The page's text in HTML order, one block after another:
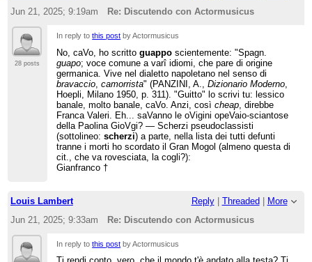
Jun 21, 2025; 9:19am
Re: Discutendo con Actormusicus
28 posts
In reply tothis post by Actormusicus
No, caVo, ho scrittoguappo scientemente: "Spagn.
guapo; voce comune a varî idiomi, che pare di origine
germanica. Vive nel dialetto napoletano nel senso di
bravaccio ,camorrista" (PANZINI, A.,Dizionario Moderno
Hoepli, Milano 1950, p. 311). "Guitto" lo scrivi tu: lessico
banale, molto banale, caVo. Anzi, cosìcheap , direbbe
Franca Valeri. Eh... saVanno le oVigini opeVaio-sciantose
della Paolina GioVgi? — Scherzi pseudoclassisti
(sottolineo:scherzi) a parte, nella lista dei tutti defunti
tranne i morti ho scordato il Gran Mogol (almeno questa di
cit., che va rovesciata, la cogli?):
Gianfranco †
Louis Lambert Reply| Threaded
More
Jun 21, 2025; 9:33am
Re: Discutendo con Actormusicus
In reply tothis post by Actormusicus